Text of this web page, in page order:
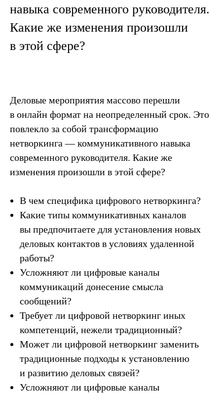
навыка современного руководителя.
Какие же изменения произошли
в этой сфере?
Деловые мероприятия массово перешли
в онлайн­ формат на неопределенный срок. Это
повлекло за собой трансформацию
нетворкинга — коммуникативного навыка
современного руководителя. Какие же
изменения произошли в этой сфере?
В чем специфика цифрового нетворкинга?
Какие типы коммуникативных каналов
вы предпочитаете для установления новых
деловых контактов в условиях удаленной
работы?
Усложняют ли цифровые каналы
коммуникаций донесение смысла
сообщений?
Требует ли цифровой нетворкинг иных
компетенций, нежели традиционный?
Может ли цифровой нетворкинг заменить
традиционные подходы к установлению
и развитию деловых связей?
Усложняют ли цифровые каналы